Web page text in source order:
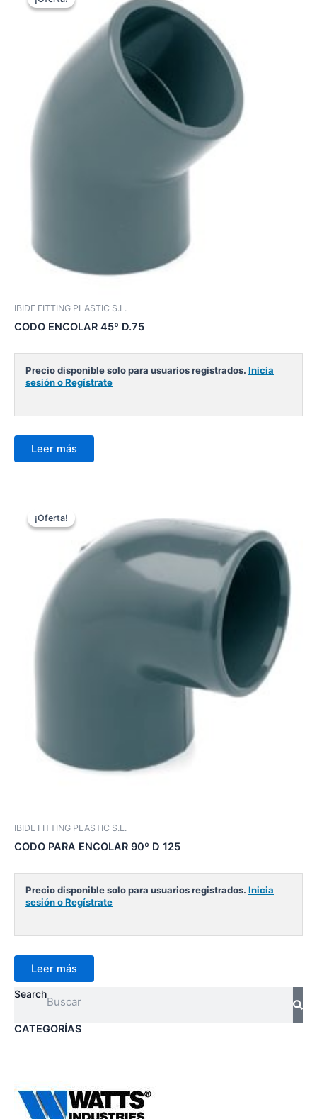
IBIDE FITTING PLASTIC S.L.
CODO ENCOLAR 45º D.75
Precio disponible solo para usuarios registrados. Inicia
sesión o Regístrate
Leer más
¡Oferta!
¡Oferta!
IBIDE FITTING PLASTIC S.L.
CODO PARA ENCOLAR 90º D 125
Precio disponible solo para usuarios registrados. Inicia
sesión o Regístrate
Leer más
Search
CATEGORÍAS